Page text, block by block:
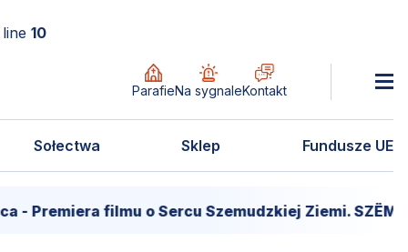
10
ParafieNa sygnaleKontakt
Sołectwa Sklep Fundusze UE
filmu o Sercu Szemudzkiej Ziemi. SZËMÔŁD –